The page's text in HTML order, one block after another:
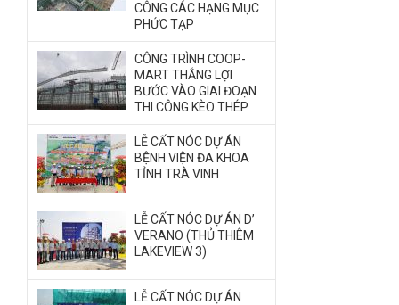
CÔNG CÁC HẠNG MỤC
PHỨC TẠP
CÔNG TRÌNH COOP-
MART THẮNG LỢI
BƯỚC VÀO GIAI ĐOẠN
THI CÔNG KÈO THÉP
LỄ CẤT NÓC DỰ ÁN
BỆNH VIỆN ĐA KHOA
TỈNH TRÀ VINH
LỄ CẤT NÓC DỰ ÁN D’
VERANO (THỦ THIÊM
LAKEVIEW 3)
LỄ CẤT NÓC DỰ ÁN